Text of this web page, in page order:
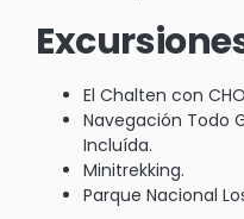
El Chalten con
Navegación Todo
Incluída.
Minitrekking.
Parque Nacional